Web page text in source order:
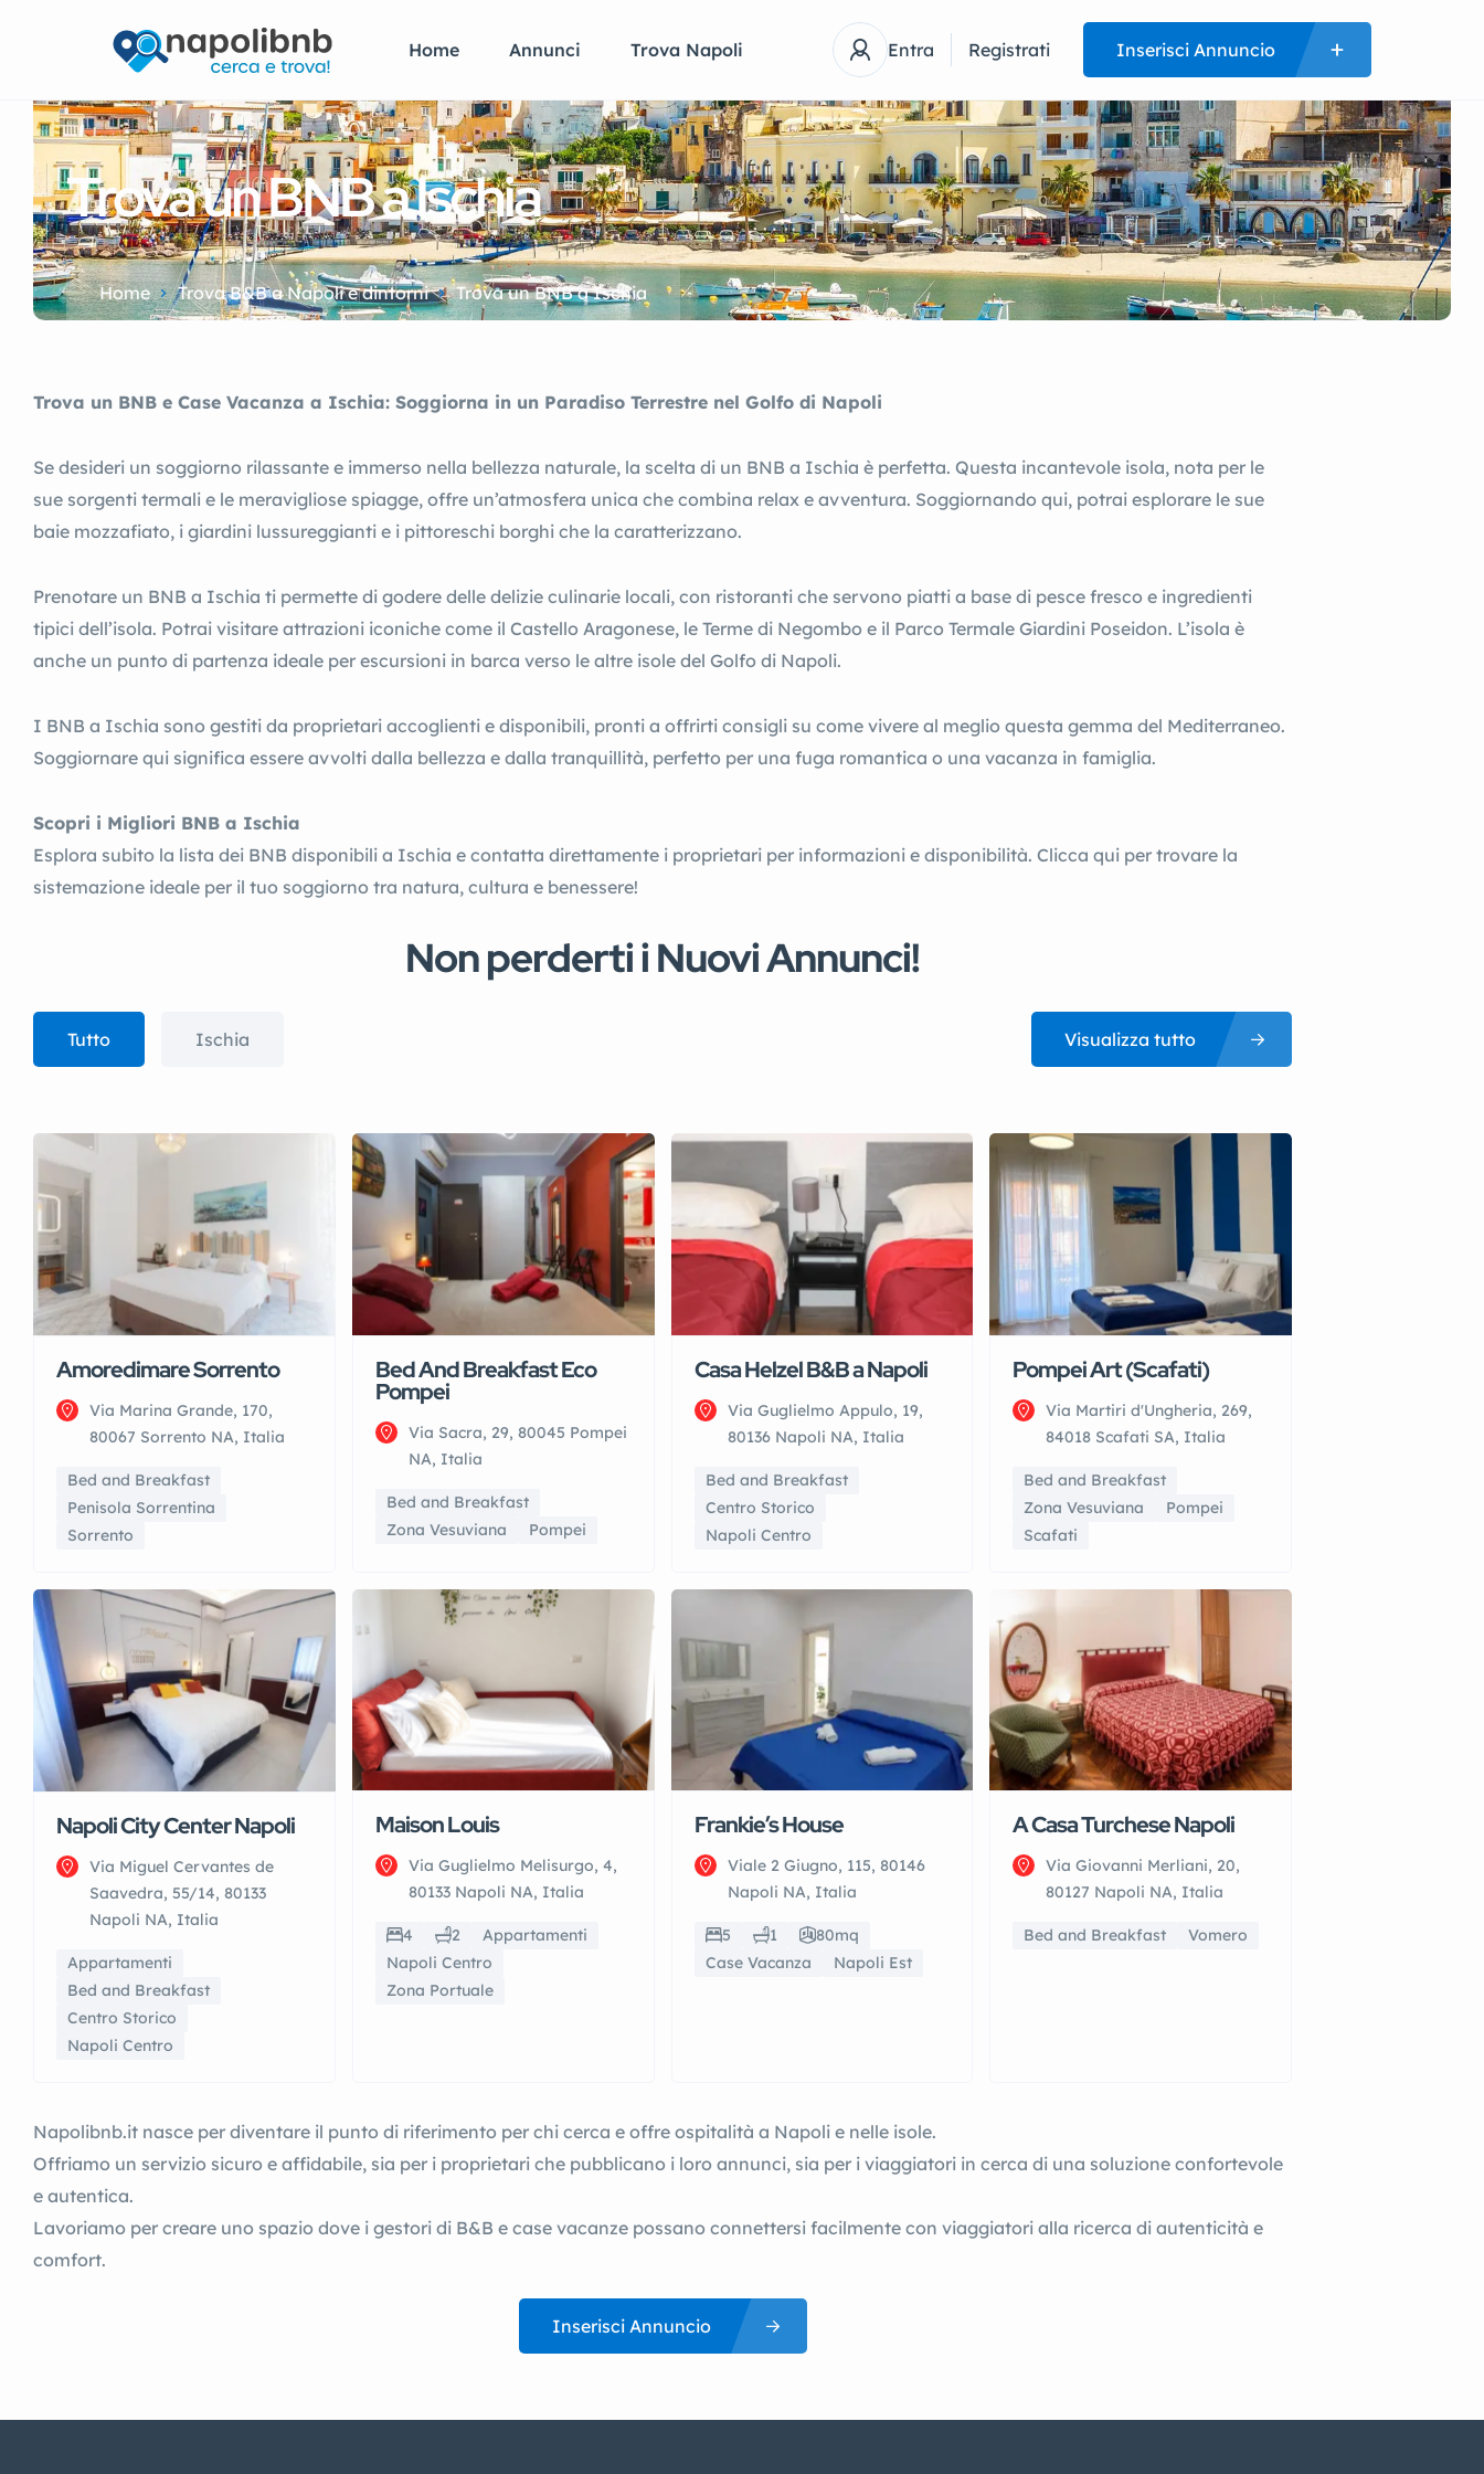
Home Annunci Trova Napoli Entra Registrati Inserisci Annuncio
Trova un BNB a Ischia
Home Trova B&B a Napoli e dintorni Trova un BNB a Ischia
Trova un BNB e Case Vacanza a Ischia: Soggiorna in un Paradiso Terrestre nel Golfo di Napoli
Se desideri un soggiorno rilassante e immerso nella bellezza naturale, la scelta di un BNB a Ischia è perfetta. Questa incantevole isola, nota per le
sue sorgenti termali e le meravigliose spiagge, offre un’atmosfera unica che combina relax e avventura. Soggiornando qui, potrai esplorare le sue
baie mozzafiato, i giardini lussureggianti e i pittoreschi borghi che la caratterizzano.
Prenotare un BNB a Ischia ti permette di godere delle delizie culinarie locali, con ristoranti che servono piatti a base di pesce fresco e ingredienti
tipici dell’isola. Potrai visitare attrazioni iconiche come il Castello Aragonese, le Terme di Negombo e il Parco Termale Giardini Poseidon. L’isola è
anche un punto di partenza ideale per escursioni in barca verso le altre isole del Golfo di Napoli.
I BNB a Ischia sono gestiti da proprietari accoglienti e disponibili, pronti a offrirti consigli su come vivere al meglio questa gemma del Mediterraneo.
Soggiornare qui significa essere avvolti dalla bellezza e dalla tranquillità, perfetto per una fuga romantica o una vacanza in famiglia.
Scopri i Migliori BNB a Ischia
Esplora subito la lista dei BNB disponibili a Ischia e contatta direttamente i proprietari per informazioni e disponibilità. Clicca qui per trovare la
sistemazione ideale per il tuo soggiorno tra natura, cultura e benessere!
Non perderti i Nuovi Annunci!
Tutto Ischia Visualizza tutto
Amoredimare Sorrento
Via Marina Grande, 170,
80067 Sorrento NA, Italia
Bed and Breakfast
Penisola Sorrentina
Sorrento
Bed And Breakfast Eco
Pompei
Via Sacra, 29, 80045 Pompei
NA, Italia
Bed and Breakfast
Zona Vesuviana
Pompei
Casa Helzel B&B a Napoli
Via Guglielmo Appulo, 19,
80136 Napoli NA, Italia
Bed and Breakfast
Centro Storico
Napoli Centro
Pompei Art (Scafati)
Via Martiri d'Ungheria, 269,
84018 Scafati SA, Italia
Bed and Breakfast
Zona Vesuviana
Pompei
Scafati
Napoli City Center Napoli
Via Miguel Cervantes de
Saavedra, 55/14, 80133
Napoli NA, Italia
Appartamenti
Bed and Breakfast
Centro Storico
Napoli Centro
Maison Louis
Via Guglielmo Melisurgo, 4,
80133 Napoli NA, Italia
4 2
Appartamenti
Napoli Centro
Zona Portuale
Frankie’s House
Viale 2 Giugno, 115, 80146
Napoli NA, Italia
5 1
80mq
Case Vacanza
Napoli Est
A Casa Turchese Napoli
Via Giovanni Merliani, 20,
80127 Napoli NA, Italia
Bed and Breakfast Vomero
Napolibnb.it nasce per diventare il punto di riferimento per chi cerca e offre ospitalità a Napoli e nelle isole.
Offriamo un servizio sicuro e affidabile, sia per i proprietari che pubblicano i loro annunci, sia per i viaggiatori in cerca di una soluzione confortevole
e autentica.
Lavoriamo per creare uno spazio dove i gestori di B&B e case vacanze possano connettersi facilmente con viaggiatori alla ricerca di autenticità e
comfort.
Inserisci Annuncio